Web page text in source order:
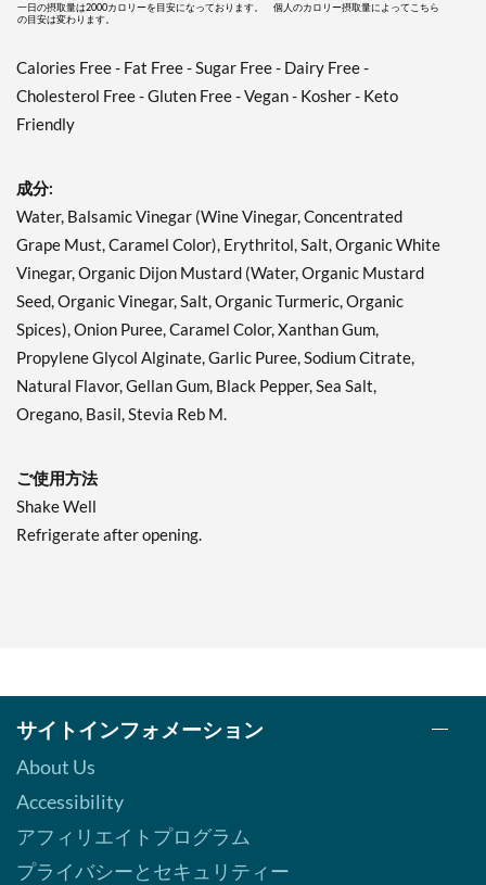
ディスカウント％ 38%
ディスカウント％ 38%
カートに入れる »
Russian 12 fl.oz
販売価格: AU$7.04
ディスカウント％ 38%
カートに入れる »
ORIGINAL 12 fl.oz
一日の摂取量は2000カロリーを目安になっております。 個人のカロリー摂取量によってこちら
の目安は変わります。
Calories Free - Fat Free - Sugar Free - Dairy Free -
Cholesterol Free - Gluten Free - Vegan - Kosher - Keto
Friendly
成分:
Water, Balsamic Vinegar (Wine Vinegar, Concentrated
Grape Must, Caramel Color), Erythritol, Salt, Organic White
Vinegar, Organic Dijon Mustard (Water, Organic Mustard
Seed, Organic Vinegar, Salt, Organic Turmeric, Organic
Spices), Onion Puree, Caramel Color, Xanthan Gum,
Propylene Glycol Alginate, Garlic Puree, Sodium Citrate,
Natural Flavor, Gellan Gum, Black Pepper, Sea Salt,
Oregano, Basil, Stevia Reb M.
ご使用方法
Shake Well
Refrigerate after opening.
サイトインフォメーション
About Us
Accessibility
アフィリエイトプログラム
プライバシーとセキュリティー